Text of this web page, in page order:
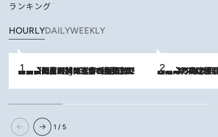
ランキング
HOURLYDAILYWEEKLY
11 Hours Ago
「最後に見られてよかった」上野動物園の東園パンダ舎が解体前に特別公開。8月16日まで延長されたパネル展と共に辿る“半世紀”のパンダ飼育《解体工事の図面あり》 2026.8.7
「湘南乃風に憧れて」観客大盛上がりの“タオル回し”に、ラッパー顔負けの高速歌唱まで…さだまさし（74）のアグレッシブすぎる現在地
1 / 5